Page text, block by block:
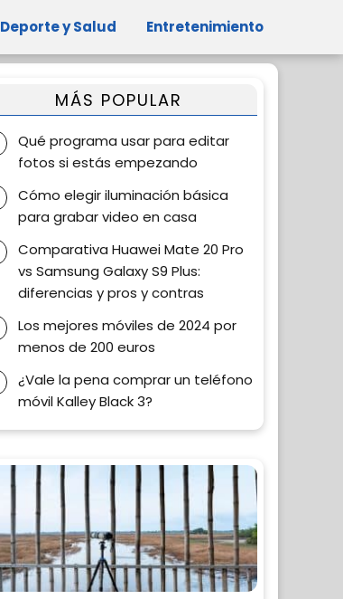
Deporte y Salud Entretenimiento
MÁS POPULAR
Qué programa usar para editar
fotos si estás empezando
Cómo elegir iluminación básica
para grabar video en casa
Comparativa Huawei Mate 20 Pro
vs Samsung Galaxy S9 Plus:
diferencias y pros y contras
Los mejores móviles de 2024 por
menos de 200 euros
¿Vale la pena comprar un teléfono
móvil Kalley Black 3?